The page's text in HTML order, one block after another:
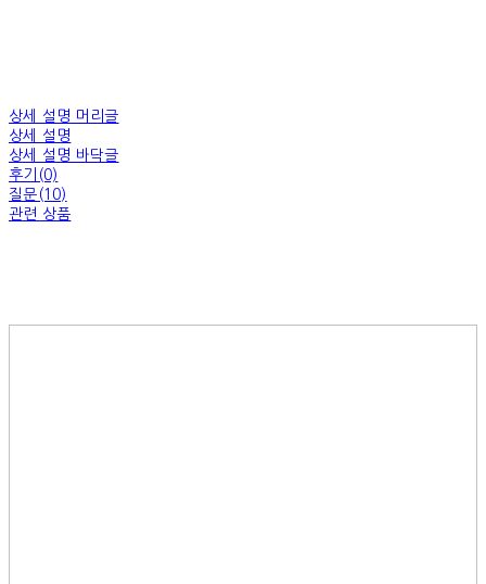
상세 설명 머리글
상세 설명
상세 설명 바닥글
후기(0)
질문(10)
관련 상품